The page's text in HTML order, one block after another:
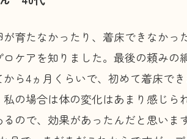
が育たなかったり、着床できなかっ
ロケアを知りました。最後の頼みの
から4ヵ月くらいで、初めて着床でき
私の場合は体の変化はあまり感じ
ので、効果があったんだと思います